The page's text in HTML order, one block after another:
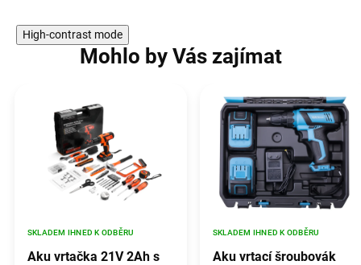
High-contrast mode
Mohlo by Vás zajímat
Aku vrtačka 21V 2Ah s
SKLADEM IHNED K ODBĚRU
Aku vrtací šroubovák
SKLADEM IHNED K ODBĚRU